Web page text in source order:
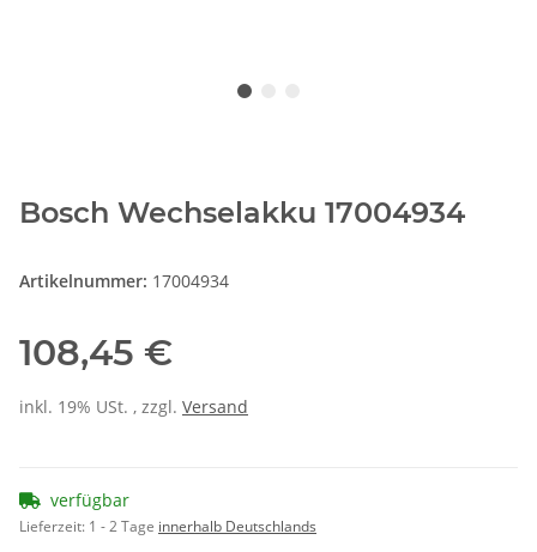
Bosch Wechselakku 17004934
Artikelnummer: 17004934
108,45 €
inkl. 19% USt. , zzgl. Versand
verfügbar
Lieferzeit: 1 - 2 Tage innerhalb Deutschlands